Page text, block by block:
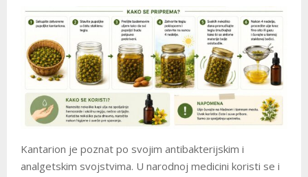
Kantarion je poznat po svojim antibakterijskim i
analgetskim svojstvima. U narodnoj medicini koristi se i